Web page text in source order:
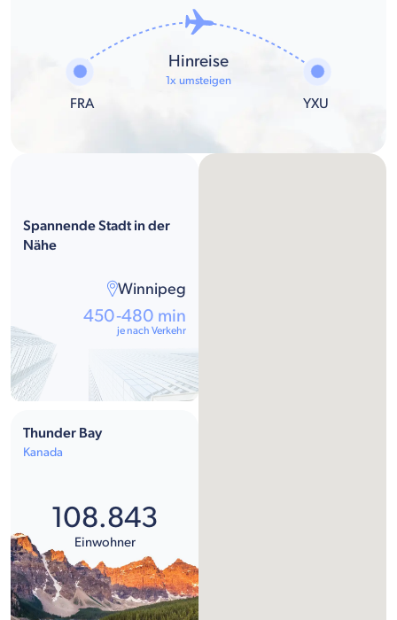
FRA
Hinreise
1x umsteigen
YXU
Spannende Stadt in der
Nähe
Winnipeg
450-480 min
je nach Verkehr
Thunder Bay
Kanada
108.843
Einwohner